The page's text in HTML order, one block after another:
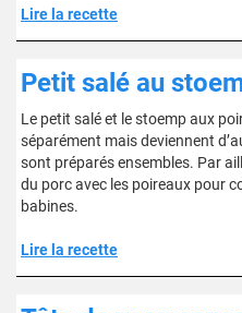
Lire la recette
Petit salé au
Le petit salé et le stoemp aux
séparément mais deviennent
sont préparés ensembles. Par
du porc avec les poireaux pour
babines.
Lire la recette